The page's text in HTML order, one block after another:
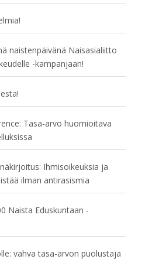
naistenpäivänä Naisasialiitto
-kampanjaan!
Tasa-arvo huomioitava
Ihmisoikeuksia ja
ilman antirasismia
Naista Eduskuntaan -
vahva tasa-arvon puolustaja